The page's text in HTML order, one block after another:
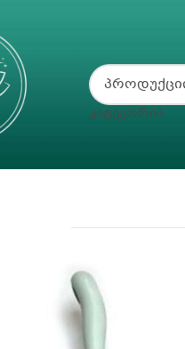
ᲙᲐᲢᲔᲒᲝᲠᲘᲐ